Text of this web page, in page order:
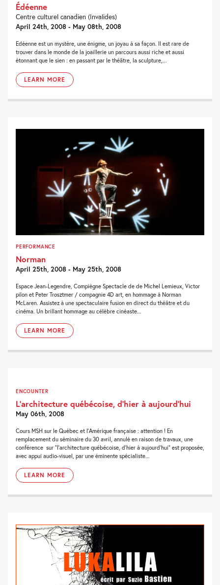
Édéenne
Centre culturel canadien (Invalides)
April 24th, 2008 - May 08th, 2008
Edéenne est un mystère, une énigme, un joyau à sa façon. Il est rare de
trouver dans le monde de la joaillerie un parcours aussi riche et aussi
étonnant que le sien : en passant par le théâtre, la sculpture,...
LEARN MORE
PERFORMANCE
Norman
April 25th, 2008 - May 25th, 2008
Espace Jean-Legendre, Compiègne Spectacle de de Michel Lemieux, Victor
pilon et Peter Trosztmer / compagnie 4D art, en hommage à Norman
McLaren. Assistez à une spectaculaire fusion en direct du théâtre et du
cinéma. Un brillant hommage au célèbre cinéaste...
LEARN MORE
ENCOUNTER
L’architecture québécoise, d’hier à aujourd’hui
May 06th, 2008
Cours MSH sur le Québec et l’Amérique française : attention ! En
remplacement du séminaire du 30 avril, annulé en raison de travaux, une
conférence sur “l’architecture québécoise, d’hier à aujourd’hui” est proposée,
avec appui audio-visuel, par une éminente spécialiste...
LEARN MORE